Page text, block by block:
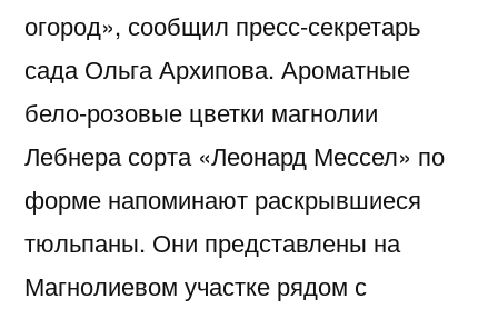
огород», сообщил пресс-секретарь
сада Ольга Архипова. Ароматные
бело-розовые цветки магнолии
Лебнера сорта «Леонард Мессел» по
форме напоминают раскрывшиеся
тюльпаны. Они представлены на
Магнолиевом участке рядом с